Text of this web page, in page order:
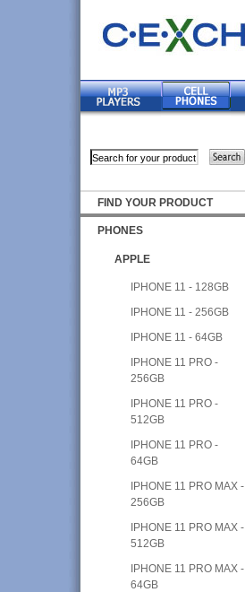
FIND YOUR PRODUCT
PHONES
APPLE
IPHONE 11 - 128GB
IPHONE 11 - 256GB
IPHONE 11 - 64GB
IPHONE 11 PRO -
256GB
IPHONE 11 PRO -
512GB
IPHONE 11 PRO -
64GB
IPHONE 11 PRO MAX -
256GB
IPHONE 11 PRO MAX -
512GB
IPHONE 11 PRO MAX -
64GB